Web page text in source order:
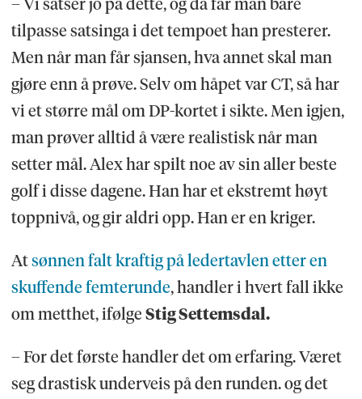
tilpasse satsinga i det tempoet han presterer.
Men når man får sjansen, hva annet skal man
gjøre enn å prøve. Selv om håpet var CT, så har
vi et større mål om DP-kortet i sikte. Men igjen,
man prøver alltid å være realistisk når man
setter mål. Alex har spilt noe av sin aller beste
golf i disse dagene. Han har et ekstremt høyt
toppnivå, og gir aldri opp. Han er en kriger.
Atsønnen falt kraftig på ledertavlen etter en
skuffende femterunde, handler i hvert fall ikke
om metthet, ifølge Stig Settemsdal.
– For det første handler det om erfaring. Været
seg drastisk underveis på den runden. og det